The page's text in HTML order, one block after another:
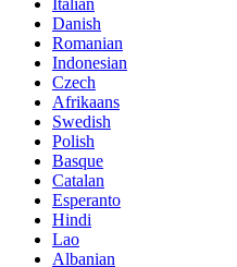
Italian
Danish
Romanian
Indonesian
Czech
Afrikaans
Swedish
Polish
Basque
Catalan
Esperanto
Hindi
Lao
Albanian